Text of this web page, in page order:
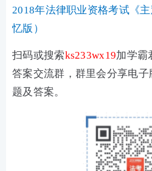
2018年法律职业资格考试《
忆版）
扫码或搜索ks233wx19加学霸
答案交流群，群里会分享电
题及答案。